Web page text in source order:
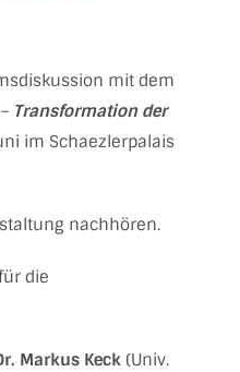
mit dem
Transformation der
im Schaezlerpalais
nachhören.
die
Markus Keck (Univ.